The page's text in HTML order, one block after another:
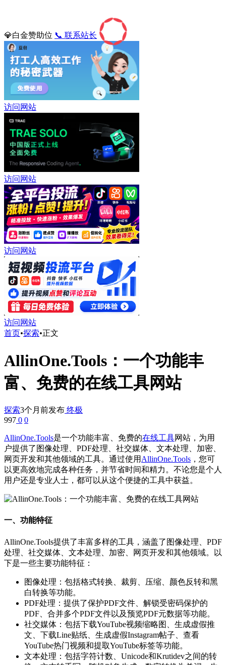
💎白金赞助位 📞 联系站长
访问网站
访问网站
访问网站
访问网站
首页•探索•正文
AllinOne.Tools：一个功能丰
富、免费的在线工具网站
探索3个月前发布 终极
997 0 0
AllinOne.Tools是一个功能丰富、免费的在线工具网站，为用
户提供了图像处理、PDF处理、社交媒体、文本处理、加密、
网页开发和其他领域的工具。通过使用 AllinOne.Tools ，您可
以更高效地完成各种任务，并节省时间和精力。不论您是个人
用户还是专业人士，都可以从这个便捷的工具中获益。
一、功能特征
AllinOne.Tools提供了丰富多样的工具，涵盖了图像处理、PDF
处理、社交媒体、文本处理、加密、网页开发和其他领域。以
下是一些主要功能特征：
图像处理：包括格式转换、裁剪、压缩、颜色反转和黑
白转换等功能。
PDF处理：提供了保护PDF文件、解锁受密码保护的
PDF、合并多个PDF文件以及预览PDF元数据等功能。
社交媒体：包括下载YouTube视频缩略图、生成虚假推
文、下载Line贴纸、生成虚假Instagram帖子、查看
YouTube热门视频和提取YouTube标签等功能。
文本处理：包括字符计数、Unicode和Krutidev之间的转